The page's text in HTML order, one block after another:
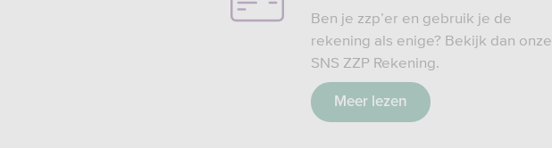
Ben je zzp’er en gebruik je de
rekening als enige? Bekijk dan onze
SNS ZZP Rekening.
Meer lezen